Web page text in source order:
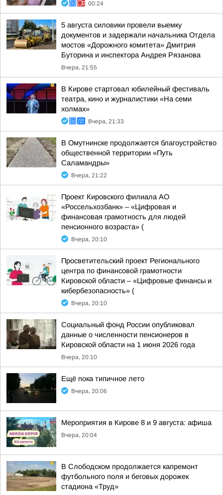
00:24
5 августа силовики провели выемку
документов и задержали начальника Отдела
мостов «Дорожного комитета» Дмитрия
Буторина и инспектора Андрея Рязанова
Вчера, 21:55
В Кирове стартовал юбилейный фестиваль
театра, кино и журналистики «На семи
холмах»
Вчера, 21:33
В Омутнинске продолжается благоустройство
общественной территории «Путь
Саламандры»
Вчера, 21:22
Проект Кировского филиала АО
«Россельхозбанк» – «Цифровая и
финансовая грамотность для людей
пенсионного возраста» (
Вчера, 20:10
Просветительский проект Регионального
центра по финансовой грамотности
Кировской области – «Цифровые финансы и
кибербезопасность» (
Вчера, 20:10
Социальный фонд России опубликовал
данные о численности пенсионеров в
Кировской области на 1 июня 2026 года
Вчера, 20:10
Ещё пока типичное лето
Вчера, 20:06
Мероприятия в Кирове 8 и 9 августа: афиша
Вчера, 20:04
В Слободском продолжается капремонт
футбольного поля и беговых дорожек
стадиона «Труд»